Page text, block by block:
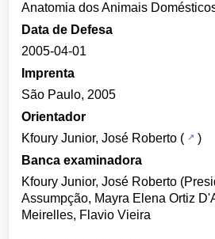
Anatomia dos Animais
Data de Defesa
2005-04-01
Imprenta
São Paulo, 2005
Orientador
Kfoury Junior, José Roberto (
)
Banca examinadora
Kfoury Junior, José Roberto
Assumpção, Mayra Elena Ortiz
Meirelles, Flavio Vieira